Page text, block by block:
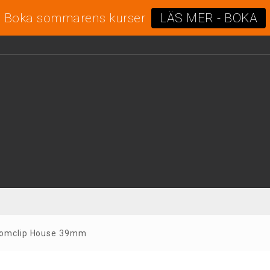
Boka sommarens kurser LÄS MER - BOKA
House 39mm